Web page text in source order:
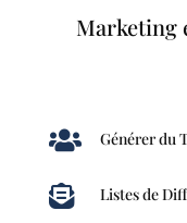
Marketing
 Générer du
 Listes de